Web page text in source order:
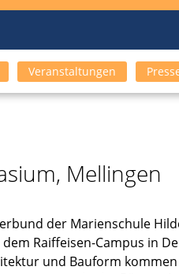
Veranstaltungen
Mellingen
der Marien­schule
Raiffeisen-Campus in
und Bauform